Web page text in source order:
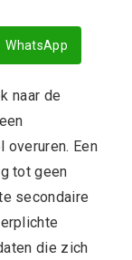
WhatsApp
naar de
Een
tot geen
secondaire
die zich